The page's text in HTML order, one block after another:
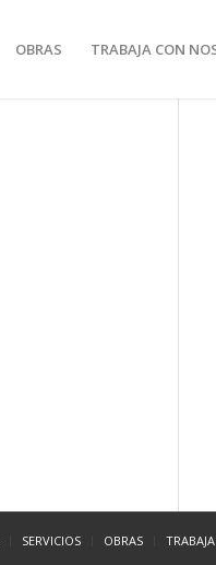
OBRAS TRABAJA CON
SERVICIOS OBRAS